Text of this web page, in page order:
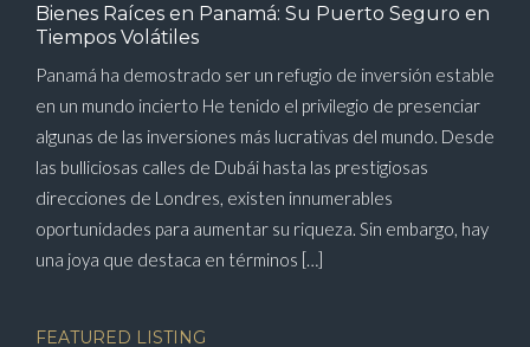
Bienes Raíces en Panamá: Su Puerto Seguro en
Tiempos Volátiles
Panamá ha demostrado ser un refugio de inversión estable
en un mundo incierto He tenido el privilegio de presenciar
algunas de las inversiones más lucrativas del mundo. Desde
las bulliciosas calles de Dubái hasta las prestigiosas
direcciones de Londres, existen innumerables
oportunidades para aumentar su riqueza. Sin embargo, hay
una joya que destaca en términos […]
FEATURED LISTING